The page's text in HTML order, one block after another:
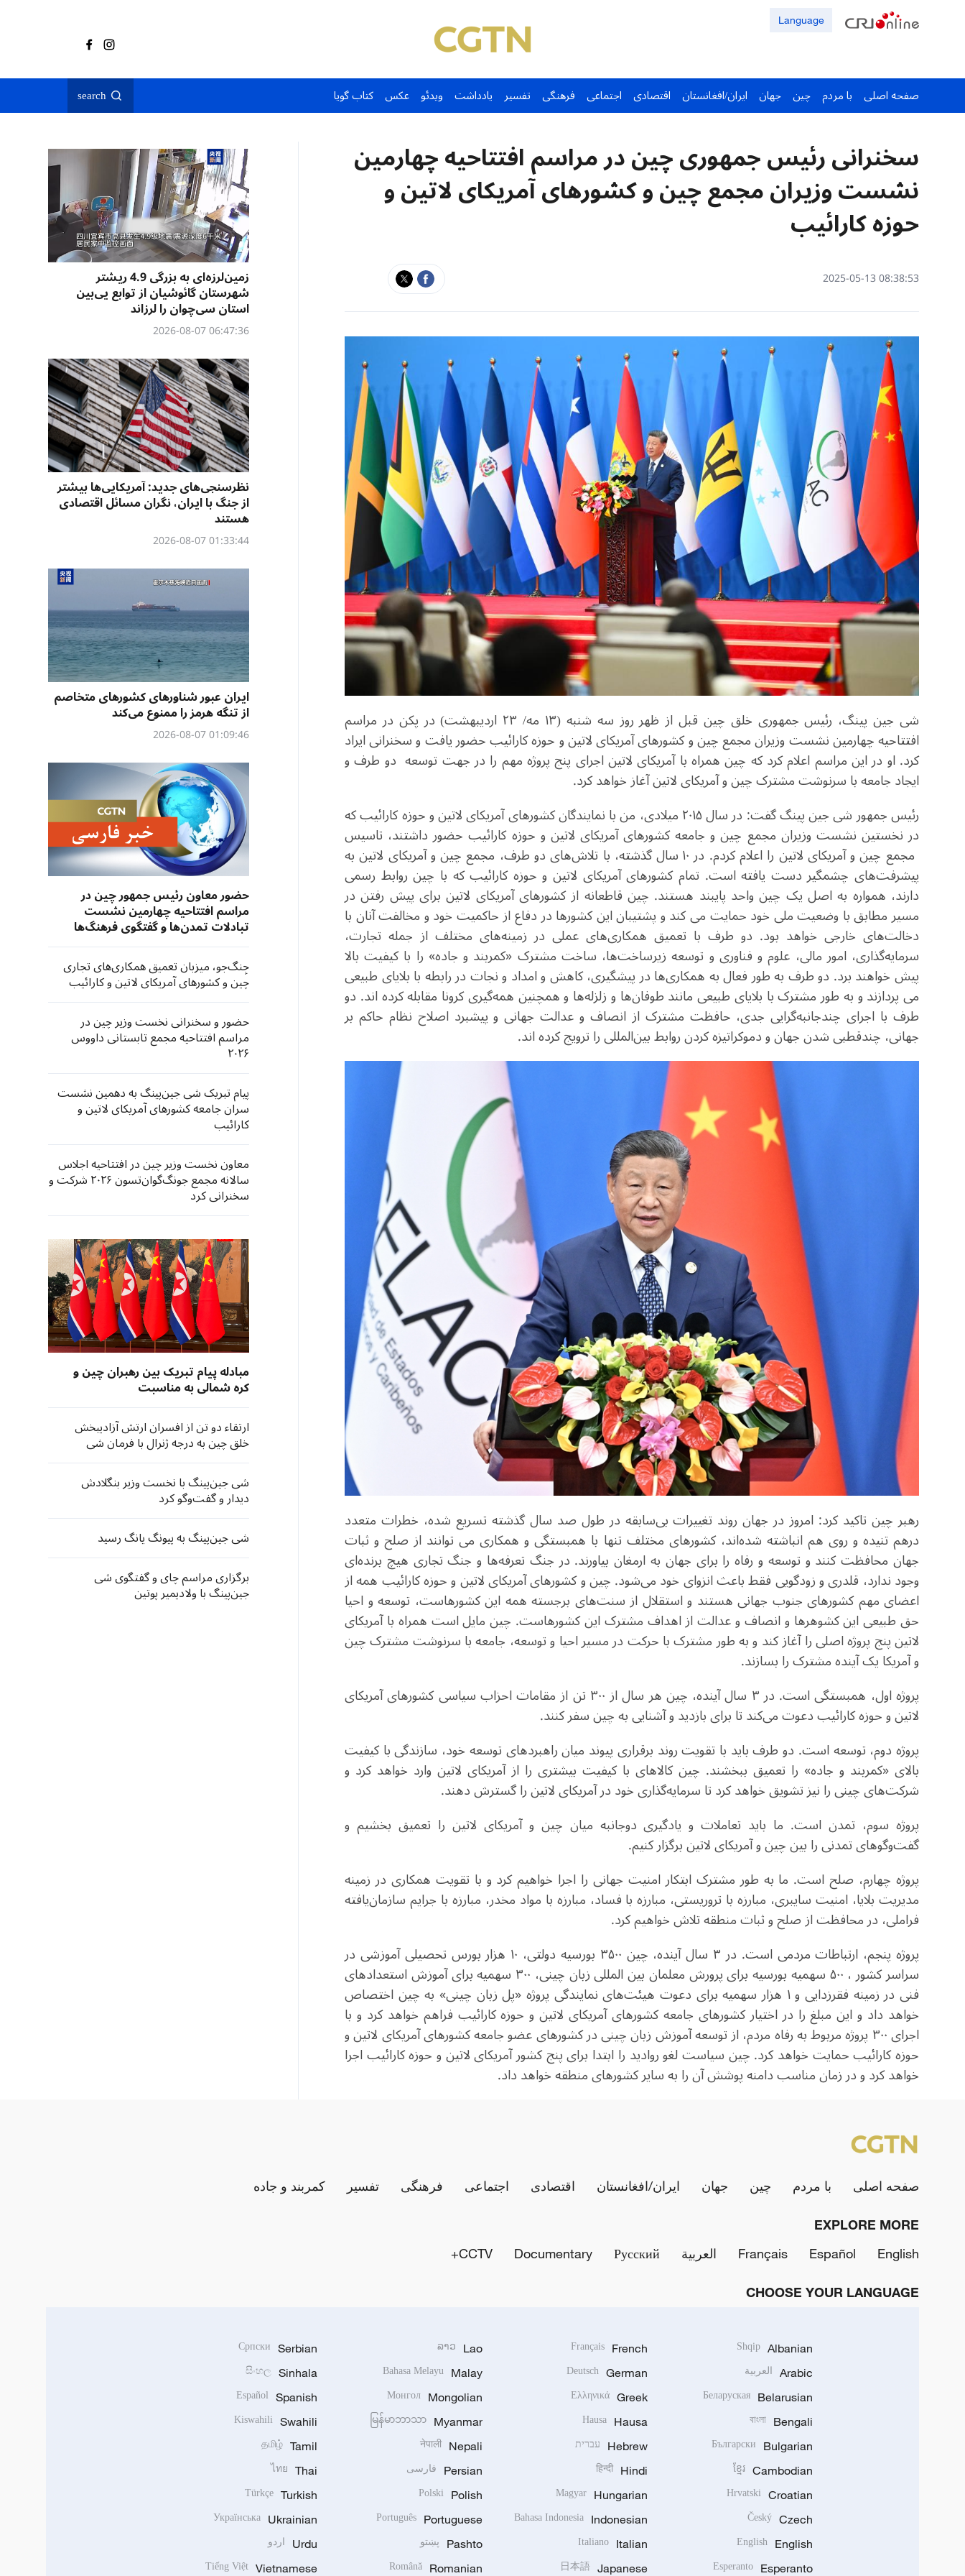
Language
صفحه اصلی با مردم چین جهان ایران/افغانستان اقتصادی اجتماعی فرهنگی تفسیر یادداشت ویدئو عکس کتاب گویا search
سخنرانی رئیس جمهوری چین در مراسم افتتاحیه چهارمین
نشست وزیران مجمع چین و کشورهای آمریکای لاتین و
حوزه کارائیب
08:38:53 2025-05-13
شی جین‌ پینگ، رئیس جمهوری خلق چین قبل از ظهر روز سه شنبه (۱۳ مه/ ۲۳ اردیبهشت) در پکن در مراسم
افتتاحیه چهارمین نشست وزیران مجمع چین و کشورهای آمریکای لاتین و حوزه کارائیب حضور یافت و سخنرانی ایراد
کرد. او در این مراسم اعلام کرد که چین همراه با آمریکای لاتین اجرای پنج پروژه مهم را در جهت توسعه دو طرف و
ایجاد جامعه با سرنوشت مشترک چین و آمریکای لاتین آغاز خواهد کرد.
رئیس جمهور شی جین پینگ گفت: در سال ۲۰۱۵ میلادی، من با نمایندگان کشورهای آمریکای لاتین و حوزه کارائیب که
در نخستین نشست وزیران مجمع چین و جامعه کشورهای آمریکای لاتین و حوزه کارائیب حضور داشتند، تاسیس
مجمع چین و آمریکای لاتین را اعلام کردم. در ۱۰ سال گذشته، با تلاش‌های دو طرف، مجمع چین و آمریکای لاتین به
پیشرفت‌های چشمگیر دست یافته است. تمام کشورهای آمریکای لاتین و حوزه کارائیب که با چین روابط رسمی
دارند، همواره به اصل یک چین واحد پایبند هستند. چین قاطعانه از کشورهای آمریکای لاتین برای پیش رفتن در
مسیر مطابق با وضعیت ملی خود حمایت می کند و پشتیبان این کشورها در دفاع از حاکمیت خود و مخالفت آنان با
دخالت‌های خارجی خواهد بود. دو طرف با تعمیق همکاری‌های عملی در زمینه‌های مختلف از جمله تجارت،
سرمایه‌گذاری، امور مالی، علوم و فناوری و توسعه زیرساخت‌ها، ساخت مشترک «کمربند و جاده» را با کیفیت بالا
پیش خواهند برد. دو طرف به طور فعال به همکاری‌ها در پیشگیری، کاهش و امداد و نجات در رابطه با بلایای طبیعی
می پردازند و به طور مشترک با بلایای طبیعی مانند طوفان‌ها و زلزله‌ها و همچنین همه‌گیری کرونا مقابله کرده اند. دو
طرف با اجرای چندجانبه‌گرایی جدی، حافظت مشترک از انصاف و عدالت جهانی و پیشبرد اصلاح نظام حاکم بر
جهانی، چندقطبی شدن جهان و دموکراتیزه کردن روابط بین‌المللی را ترویج کرده اند.
رهبر چین تاکید کرد: امروز در جهان روند تغییرات بی‌سابقه در طول صد سال گذشته تسریع شده، خطرات متعدد
درهم تنیده و روی هم انباشته شده‌‌اند، کشورهای مختلف تنها با همبستگی و همکاری می توانند از صلح و ثبات
جهان محافظت کنند و توسعه و رفاه را برای جهان به ارمغان بیاورند. در جنگ تعرفه‌ها و جنگ تجاری هیچ برنده‌ای
وجود ندارد، قلدری و زودگویی فقط باعث انزوای خود می‌شود. چین و کشورهای آمریکای لاتین و حوزه کارائیب همه از
اعضای مهم کشورهای جنوب جهانی هستند و استقلال از سنت‌های برجسته همه این کشورهاست، توسعه و احیا
حق طبیعی این کشوهرها و انصاف و عدالت از اهداف مشترک این کشورهاست. چین مایل است همراه با آمریکای
لاتین پنج پروژه اصلی را آغاز کند و به طور مشترک با حرکت در مسیر احیا و توسعه، جامعه با سرنوشت مشترک چین
و آمریکا یک آینده مشترک را بسازند.
پروژه اول، همبستگی است. در ۳ سال آینده، چین هر سال از ۳۰۰ تن از مقامات احزاب سیاسی کشورهای آمریکای
لاتین و حوزه کارائیب دعوت می‌کند تا برای بازدید و آشنایی به چین سفر کنند.
پروژه دوم، توسعه است. دو طرف باید با تقویت روند برقراری پیوند میان راهبرد‌های توسعه خود، سازندگی با کیفیت
بالای «کمربند و جاده» را تعمیق ببخشند. چین کالاهای با کیفیت بیشتری را از آمریکای لاتین وارد خواهد کرد و
شرکت‌های چینی را نیز تشویق خواهد کرد تا سرمایه‌گذاری خود در آمریکای لاتین را گسترش دهند.
پروژه سوم، تمدن است. ما باید تعاملات و یادگیری دوجانبه میان چین و آمریکای لاتین را تعمیق بخشیم و
گفت‌وگوهای تمدنی را بین چین و آمریکای لاتین برگزار کنیم.
پروژه چهارم، صلح است. ما به طور مشترک ابتکار امنیت جهانی را اجرا خواهیم کرد و با تقویت همکاری در زمینه
مدیریت بلایا، امنیت سایبری، مبارزه با تروریستی، مبارزه با فساد، مبارزه با مواد مخدر، مبارزه با جرایم سازمان‌یافته
فراملی، در محافظت از صلح و ثبات منطقه تلاش خواهیم کرد.
پروژه پنجم، ارتباطات مردمی است. در ۳ سال آینده، چین ۳۵۰۰ بورسیه دولتی، ۱۰ هزار بورس تحصیلی آموزشی در
سراسر کشور ، ۵۰۰ سهمیه بورسیه برای پرورش معلمان بین المللی زبان چینی، ۳۰۰ سهمیه برای آموزش استعدادهای
فنی در زمینه فقرزدایی و ۱ هزار سهمیه برای دعوت هیئت‌های نمایندگی پروژه «پل زبان چینی» به چین اختصاص
خواهد داد و این مبلغ را در اختیار کشورهای جامعه کشورهای آمریکای لاتین و حوزه کارائیب فراهم خواهد کرد و با
اجرای ۳۰۰ پروژه مربوط به رفاه مردم، از توسعه آموزش زبان چینی در کشورهای عضو جامعه کشورهای آمریکای لاتین و
حوزه کارائیب حمایت خواهد کرد. چین سیاست لغو روادید را ابتدا برای پنج کشور آمریکای لاتین و حوزه کارائیب اجرا
خواهد کرد و در زمان مناسب دامنه پوشش آن را به سایر کشورهای منطقه خواهد داد.
زمین‌لرزه‌ای به بزرگی 4.9 ریشتر
شهرستان گائوشیان از توابع یی‌بین
استان سی‌چوان را لرزاند
06:47:36 2026-08-07
نظرسنجی‌‌های جدید: آمریکایی‌ها بیشتر
از جنگ با ایران، نگران مسائل اقتصادی
هستند
01:33:44 2026-08-07
ایران عبور شناورهای کشورهای متخاصم
از تنگه هرمز را ممنوع می‌کند
01:09:46 2026-08-07
حضور معاون رئیس جمهور چین در
مراسم افتتاحیه چهارمین نشست
تبادلات تمدن‌ها و گفتگوی فرهنگ‌ها
جِنگ‌جو، میزبان تعمیق همکاری‌های تجاری
چین و کشورهای آمریکای لاتین و کارائیب
حضور و سخنرانی نخست وزیر چین در
مراسم افتتاحیه مجمع تابستانی داووس
۲۰۲۶
پیام تبریک شی جین‌پینگ به دهمین نشست
سران جامعه کشورهای آمریکای لاتین و
کارائیب
معاون نخست وزیر چین در افتتاحیه اجلاس
سالانه مجمع جونگ‌گوان‌تسون ۲۰۲۶ شرکت و
سخنرانی کرد
مبادله پیام تبریک بین رهبران چین و
کره شمالی به مناسبت
شصت‌وپنجمین سالگرد امضای
«پیمان دوستی، همکاری و یاری
متقابل میان چین و کره شمالی»
ارتقاء دو تن از افسران ارتش آزادیبخش
خلق چین به درجه ژنرال با فرمان شی
جین‌پینگ
شی جین‌پینگ با نخست وزیر بنگلادش
دیدار و گفت‌وگو کرد
شی جین‌پینگ به پیونگ یانگ رسید
برگزاری مراسم چای و گفتگوی شی
جین‌پینگ با ولادیمیر پوتین
صفحه اصلی با مردم چین جهان ایران/افغانستان اقتصادی اجتماعی فرهنگی تفسیر کمربند و جاده
EXPLORE MORE
English
Español
Français العربية Русский
Documentary
CCTV+
CHOOSE YOUR LANGUAGE
Albanian
Shqip
Arabic العربية
Belarusian
Беларуская
Bengali
বাংলা
Bulgarian
Български
Cambodian
ខ្មែរ
Croatian
Hrvatski
Czech
Český
English
English
Esperanto
Esperanto
French
Français
German
Deutsch
Greek
Ελληνικά
Hausa
Hausa
Hebrew עברית
Hindi
हिन्दी
Hungarian
Magyar
Indonesian
Bahasa Indonesia
Italian
Italiano
Japanese
日本語
Lao
ລາວ
Malay
Bahasa Melayu
Mongolian
Монгол
Myanmar
မြန်မာဘာသာ
Nepali
नेपाली
Persian فارسی
Polish
Polski
Portuguese
Português
Pashto پښتو
Romanian
Română
Serbian
Српски
Sinhala
සිංහල
Spanish
Español
Swahili
Kiswahili
Tamil
தமிழ்
Thai
ไทย
Turkish
Türkçe
Ukrainian
Українська
Urdu اردو
Vietnamese
Tiếng Việt